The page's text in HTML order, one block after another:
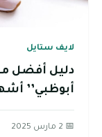
لايف ستايل
دليل أفضل
أبوظبي’’
📅 2 مارس 2025